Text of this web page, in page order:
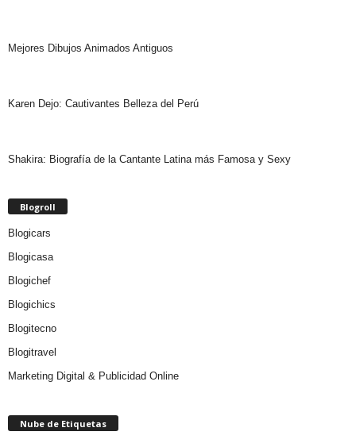
Mejores Dibujos Animados Antiguos
Karen Dejo: Cautivantes Belleza del Perú
Shakira: Biografía de la Cantante Latina más Famosa y Sexy
Blogroll
Blogicars
Blogicasa
Blogichef
Blogichics
Blogitecno
Blogitravel
Marketing Digital & Publicidad Online
Nube de Etiquetas